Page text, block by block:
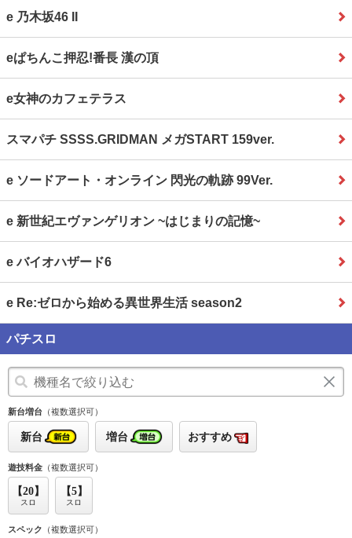
e 乃木坂46 II
eぱちんこ押忍!番長 漢の頂
e女神のカフェテラス
スマパチ SSSS.GRIDMAN メガSTART 159ver.
e ソードアート・オンライン 閃光の軌跡 99Ver.
e 新世紀エヴァンゲリオン ~はじまりの記憶~
e バイオハザード6
e Re:ゼロから始める異世界生活 season2
パチスロ
新台増台 （複数選択可）
新台 増台 おすすめ
遊技料金 （複数選択可）
【20】
スロ
【5】
スロ
スペック （複数選択可）